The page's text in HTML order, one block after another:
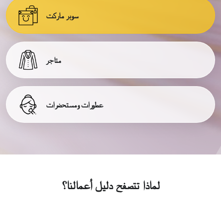
سوبر ماركت
متاجر
عطورات ومستحضرات
لماذا تتصفح دليل أعمالنا؟